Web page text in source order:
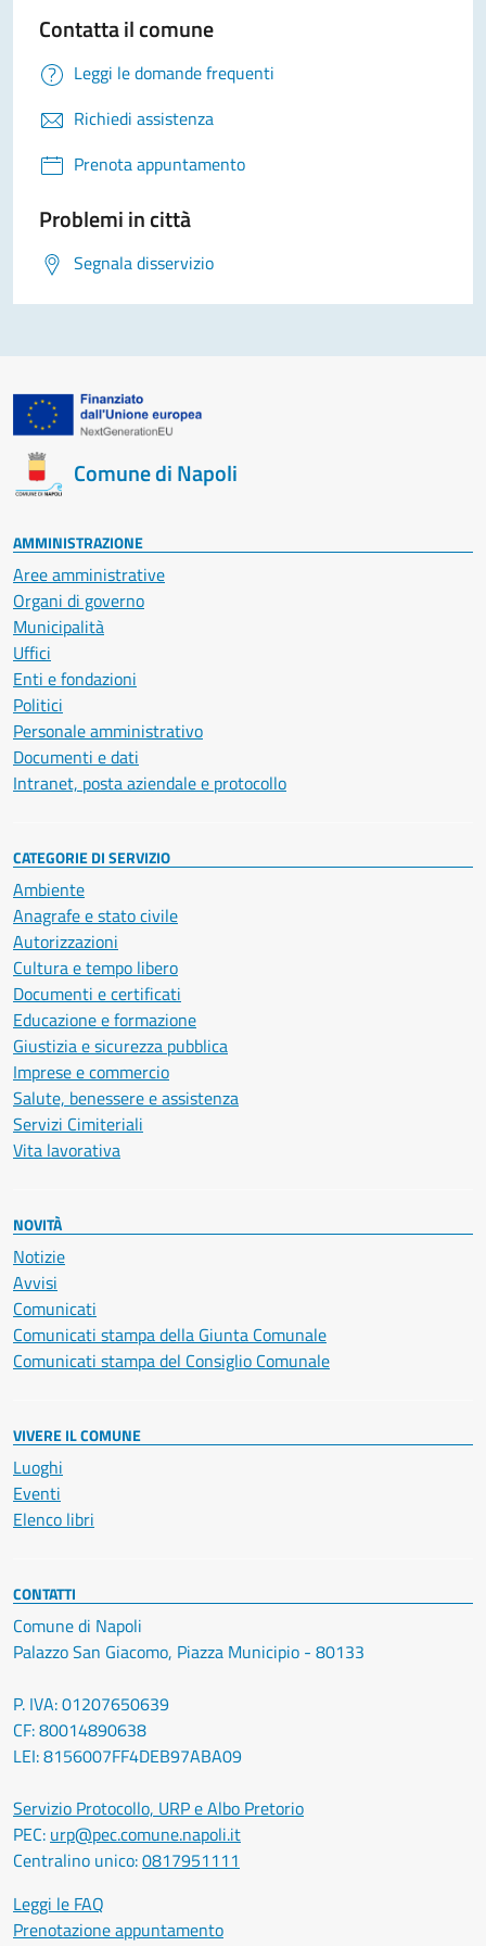
Contatta il comune
Leggi le domande frequenti
Richiedi assistenza
Prenota appuntamento
Problemi in città
Segnala disservizio
Comune di Napoli
AMMINISTRAZIONE
Aree amministrative
Organi di governo
Municipalità
Uffici
Enti e fondazioni
Politici
Personale amministrativo
Documenti e dati
Intranet, posta aziendale e protocollo
CATEGORIE DI SERVIZIO
Ambiente
Anagrafe e stato civile
Autorizzazioni
Cultura e tempo libero
Documenti e certificati
Educazione e formazione
Giustizia e sicurezza pubblica
Imprese e commercio
Salute, benessere e assistenza
Servizi Cimiteriali
Vita lavorativa
NOVITÀ
Notizie
Avvisi
Comunicati
Comunicati stampa della Giunta Comunale
Comunicati stampa del Consiglio Comunale
VIVERE IL COMUNE
Luoghi
Eventi
Elenco libri
CONTATTI
Comune di Napoli
Palazzo San Giacomo, Piazza Municipio - 80133
P. IVA: 01207650639
CF: 80014890638
LEI: 8156007FF4DEB97ABA09
Servizio Protocollo, URP e Albo Pretorio
PEC: urp@pec.comune.napoli.it
Centralino unico:0817951111
Leggi le FAQ
Prenotazione appuntamento